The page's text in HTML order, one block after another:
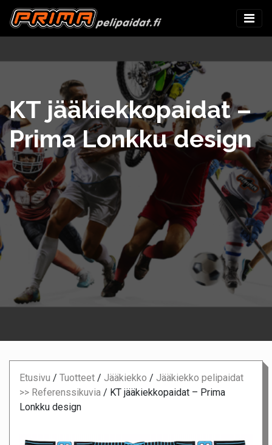
KT jääkiekkopaidat –
Prima Lonkku design
Etusivu / Tuotteet / Jääkiekko / Jääkiekko pelipaidat
>> Referenssikuvia / KT jääkiekkopaidat – Prima
Lonkku design